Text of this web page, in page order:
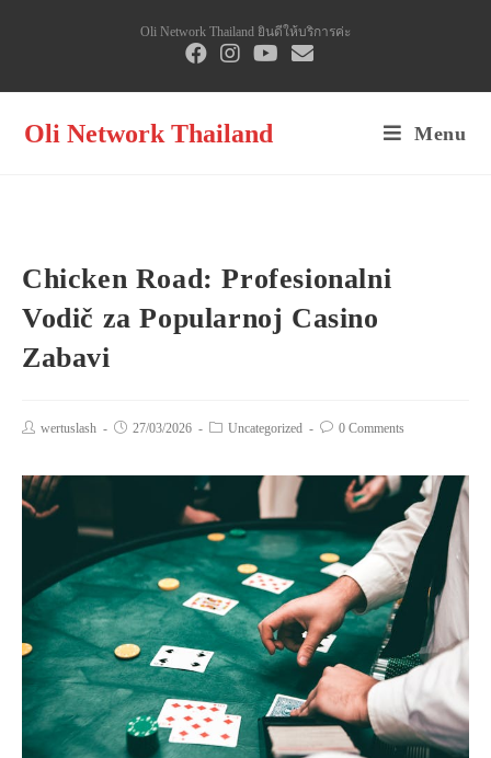
Oli Network Thailand ยินดีให้บริการค่ะ
Oli Network Thailand Menu
Chicken Road: Profesionalni
Vodič za Popularnoj Casino
Zabavi
Postwertuslash
Post27/03/2026
PostUncategorized
Post0 Comments